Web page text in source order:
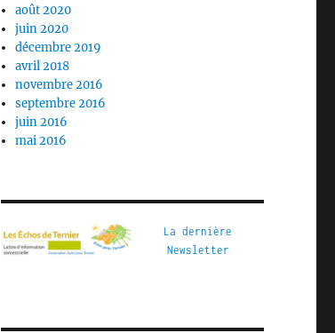
août 2020
juin 2020
décembre 2019
avril 2018
novembre 2016
septembre 2016
juin 2016
mai 2016
La dernière
Newsletter